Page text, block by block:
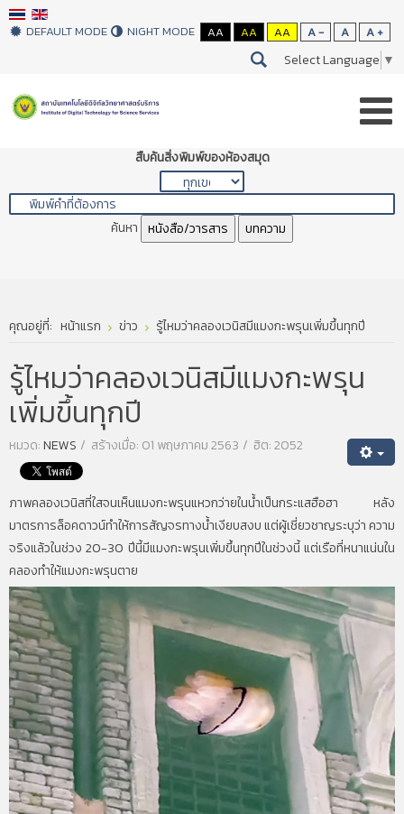
DEFAULT MODE NIGHT MODE AA AA AA A - A A +
Select Language ▼
สืบค้นสิ่งพิมพ์ของห้องสมุด
ค้นหา หนังสือ/วารสาร บทความ
คุณอยู่ที่: หน้าแรก ข่าว รู้ไหมว่าคลองเวนิสมีแมงกะพรุนเพิ่มขึ้นทุกปี
รู้ไหมว่าคลองเวนิสมีแมงกะพรุน
เพิ่มขึ้นทุกปี
หมวด:NEWS สร้างเมื่อ: 01 พฤษภาคม 2563 ฮิต: 2052
ภาพคลองเวนิสที่ใสจนเห็นแมงกะพรุนแหวกว่ายในน้ำเป็นกระแสฮือฮา หลัง
มาตรการล็อคดาวน์ทำให้การสัญจรทางน้ำเงียบสงบ แต่ผู้เชี่ยวชาญระบุว่า ความ
จริงแล้วในช่วง 20-30 ปีนี้มีแมงกะพรุนเพิ่มขึ้นทุกปีในช่วงนี้ แต่เรือที่หนาแน่นใน
คลองทำให้แมงกะพรุนตาย